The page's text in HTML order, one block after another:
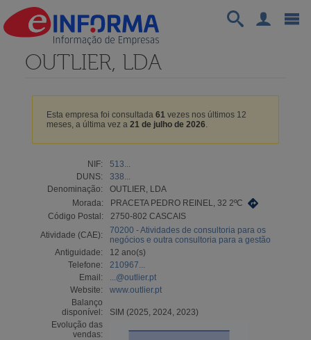
OUTLIER, LDA
Esta empresa foi consultada 61vezes nos últimos 12
meses, a última vez a 21 de julho de 2026.
NIF:
513...
DUNS:
338...
Denominação:
OUTLIER, LDA
Morada:
PRACETA PEDRO REINEL, 32 2ºC
Código Postal:
2750-802 CASCAIS
Atividade (CAE):
70200 - Atividades de consultoria para os
negócios e outra consultoria para a gestão
Antiguidade:
12 ano(s)
Telefone:
210967...
Email:
...@outlier.pt
Website:
www.outlier.pt
Balanço
disponível:
SIM (2025, 2024, 2023)
Evolução das
vendas: